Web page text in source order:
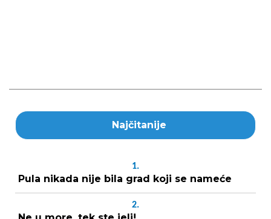
Najčitanije
1.
Pula nikada nije bila grad koji se nameće
2.